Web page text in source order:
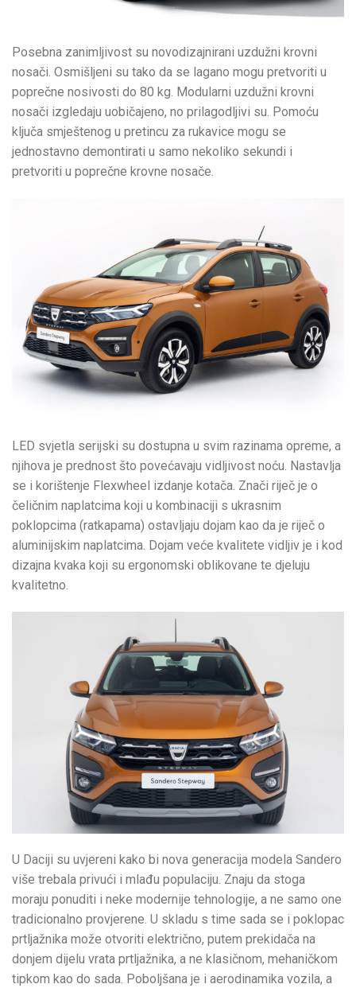
Posebna zanimljivost su novodizajnirani uzdužni krovni
nosači. Osmišljeni su tako da se lagano mogu pretvoriti u
poprečne nosivosti do 80 kg. Modularni uzdužni krovni
nosači izgledaju uobičajeno, no prilagodljivi su. Pomoću
ključa smještenog u pretincu za rukavice mogu se
jednostavno demontirati u samo nekoliko sekundi i
pretvoriti u poprečne krovne nosače.
LED svjetla serijski su dostupna u svim razinama opreme, a
njihova je prednost što povećavaju vidljivost noću. Nastavlja
se i korištenje Flexwheel izdanje kotača. Znači riječ je o
čeličnim naplatcima koji u kombinaciji s ukrasnim
poklopcima (ratkapama) ostavljaju dojam kao da je riječ o
aluminijskim naplatcima. Dojam veće kvalitete vidljiv je i kod
dizajna kvaka koji su ergonomski oblikovane te djeluju
kvalitetno.
U Daciji su uvjereni kako bi nova generacija modela Sandero
više trebala privući i mlađu populaciju. Znaju da stoga
moraju ponuditi i neke modernije tehnologije, a ne samo one
tradicionalno provjerene. U skladu s time sada se i poklopac
prtljažnika može otvoriti električno, putem prekidača na
donjem dijelu vrata prtljažnika, a ne klasičnom, mehaničkom
tipkom kao do sada. Poboljšana je i aerodinamika vozila, a